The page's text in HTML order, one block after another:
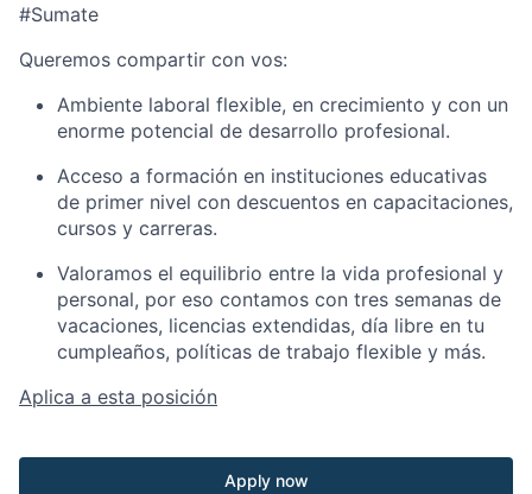
#Sumate
Queremos compartir con vos:
Ambiente laboral flexible, en crecimiento y con un
enorme potencial de desarrollo profesional.
Acceso a formación en instituciones educativas
de primer nivel con descuentos en capacitaciones,
cursos y carreras.
Valoramos el equilibrio entre la vida profesional y
personal, por eso contamos con tres semanas de
vacaciones, licencias extendidas, día libre en tu
cumpleaños, políticas de trabajo flexible y más.
Aplica a esta posición
Apply now